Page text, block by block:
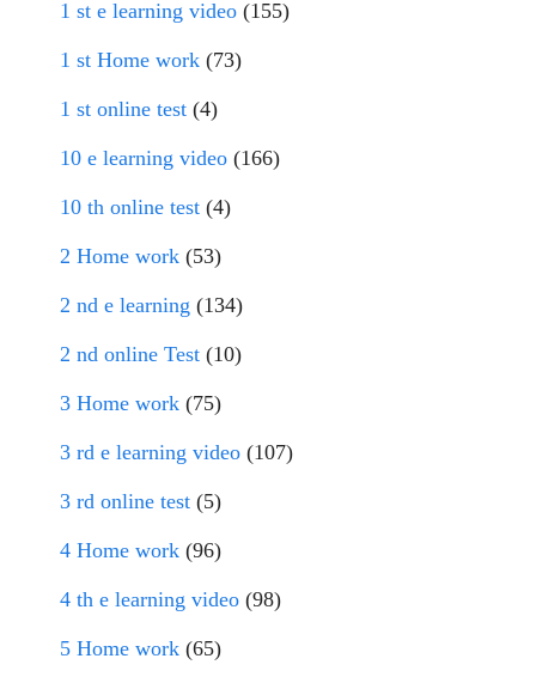
1 st e learning video (155)
1 st Home work (73)
1 st online test (4)
10 e learning video (166)
10 th online test (4)
2 Home work (53)
2 nd e learning (134)
2 nd online Test (10)
3 Home work (75)
3 rd e learning video (107)
3 rd online test (5)
4 Home work (96)
4 th e learning video (98)
5 Home work (65)